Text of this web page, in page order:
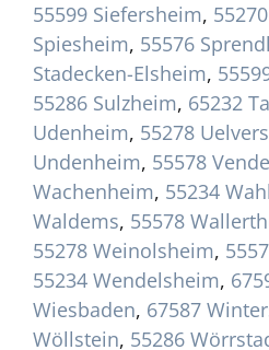
55599 Siefersheim,
Spiesheim, 55576
Stadecken-Elsheim,
55286 Sulzheim, 65232
Udenheim, 55278
Undenheim, 55578
Wachenheim, 55234
Waldems, 55578
55278 Weinolsheim,
55234 Wendelsheim,
Wiesbaden, 67587
Wöllstein, 55286